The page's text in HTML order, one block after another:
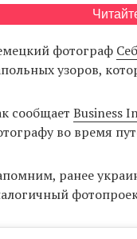
фотограф
узоров,
сообщает Business
во время
ранее